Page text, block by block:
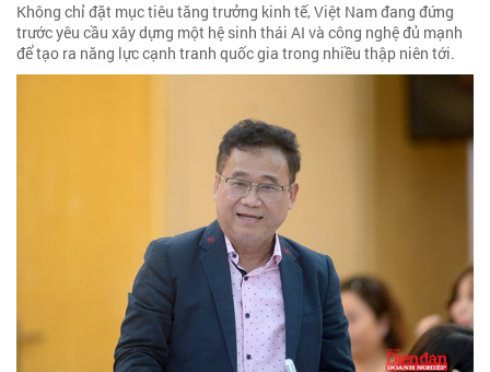
Không chỉ đặt mục tiêu tăng trưởng kinh tế, Việt Nam đang đứng
trước yêu cầu xây dựng một hệ sinh thái AI và công nghệ đủ mạnh
để tạo ra năng lực cạnh tranh quốc gia trong nhiều thập niên tới.